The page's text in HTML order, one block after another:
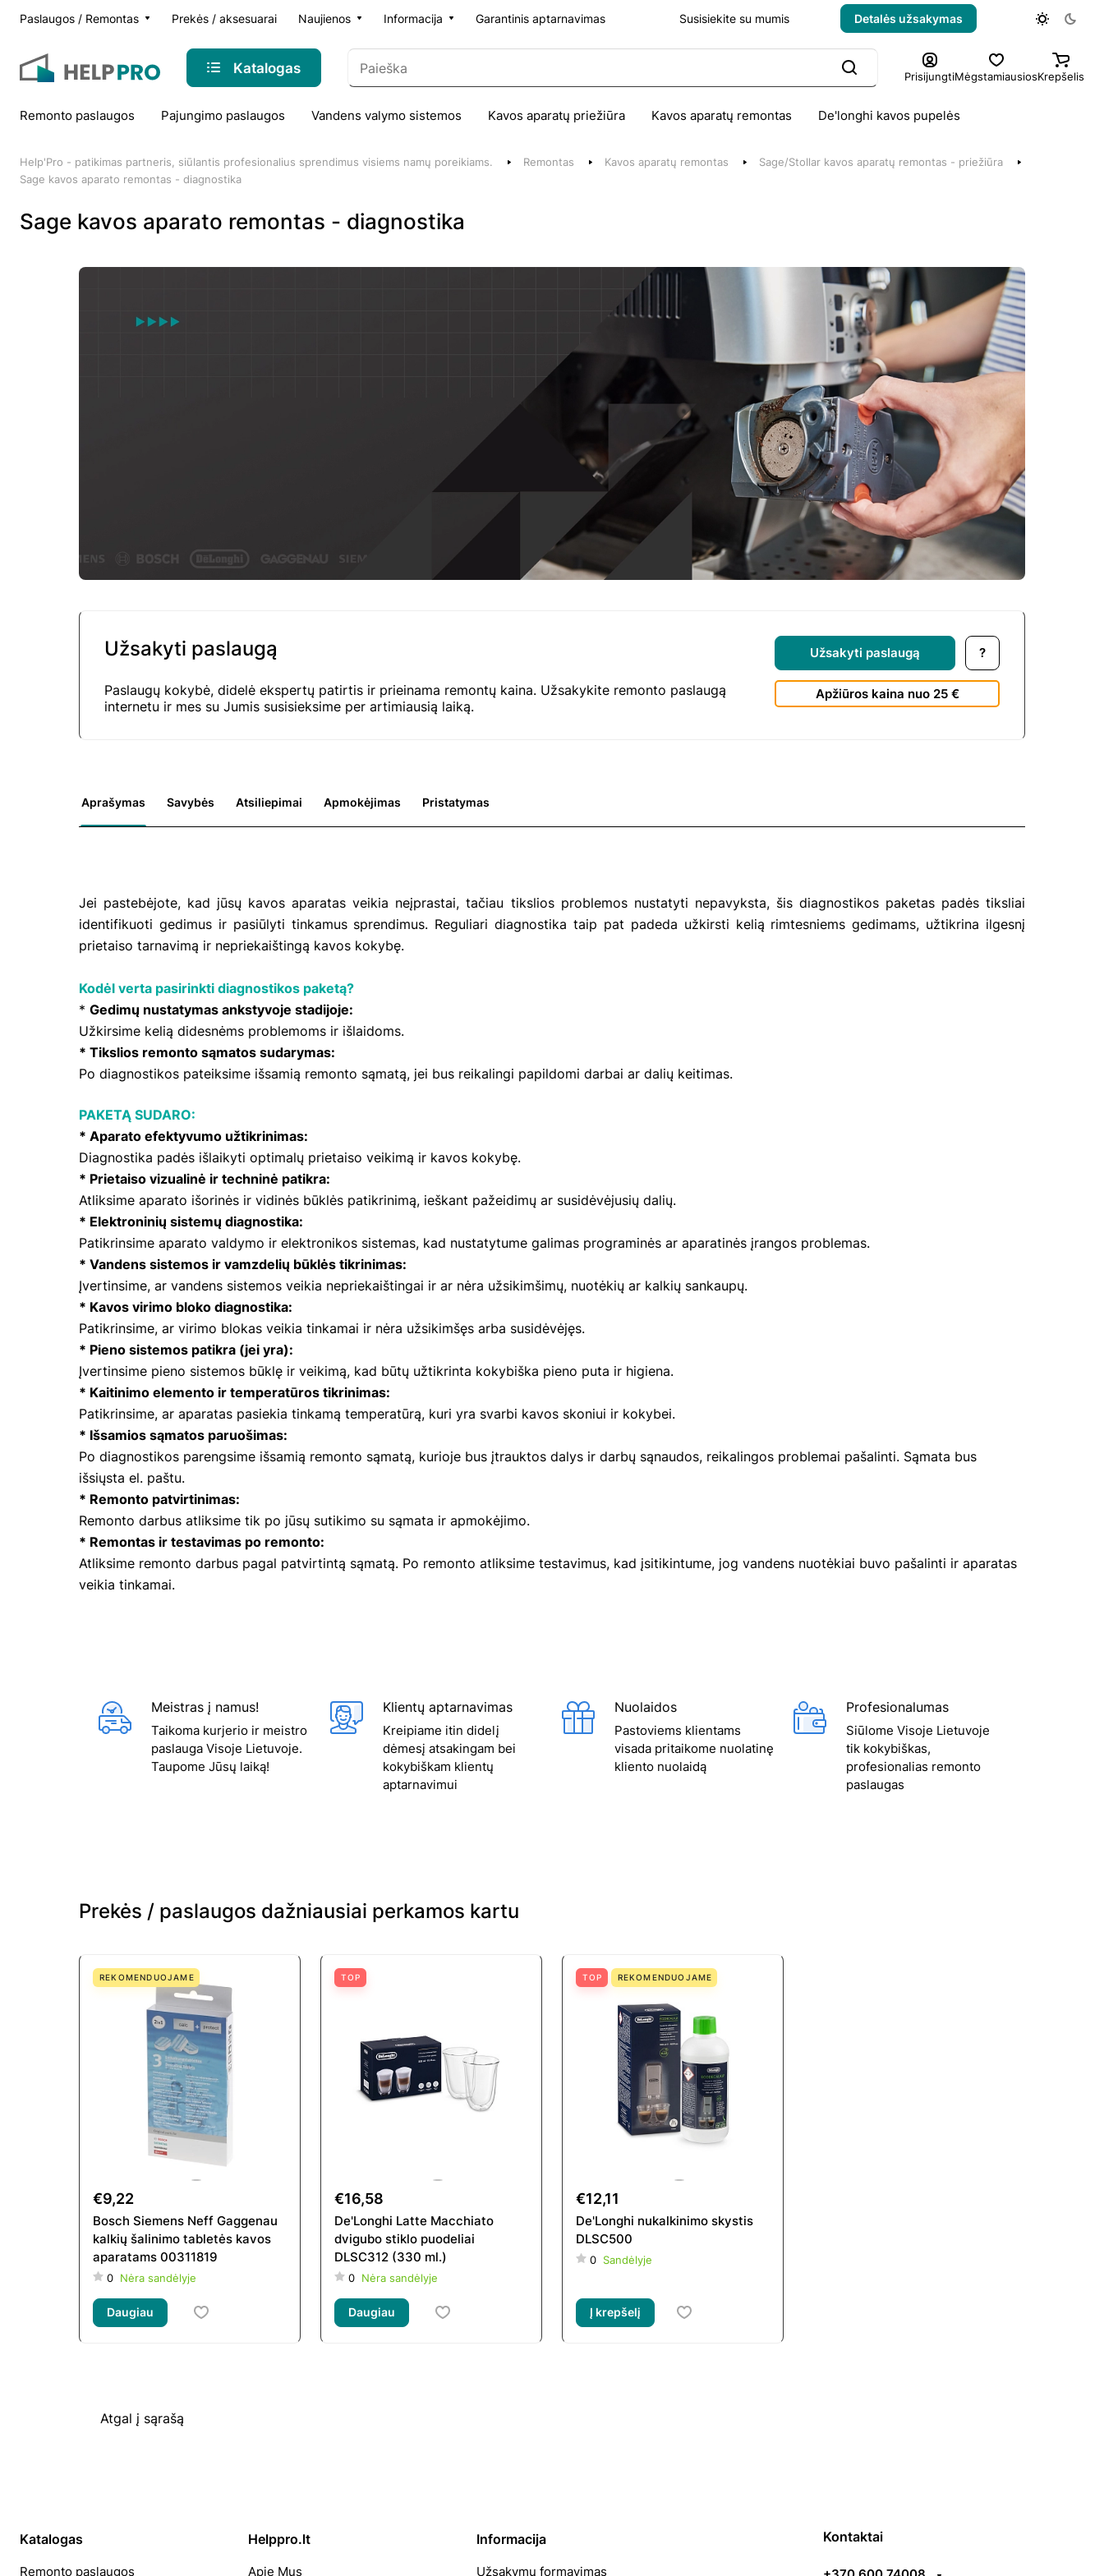
Paslaugos / Remontas Prekės / aksesuarai Naujienos Informacija Garantinis aptarnavimas Susisiekite su mumis Detalės užsakymas
Katalogas PrisijungtiMėgstamiausiosKrepšelis
Remonto paslaugos Pajungimo paslaugos Vandens valymo sistemos Kavos aparatų priežiūra Kavos aparatų remontas De'longhi kavos pupelės
Help'Pro - patikimas partneris, siūlantis profesionalius sprendimus visiems namų poreikiams. Remontas Kavos aparatų remontas
Sage/Stollar kavos aparatų remontas - priežiūra
Sage kavos aparato remontas - diagnostika
Sage kavos aparato remontas - diagnostika
Užsakyti paslaugą
Paslaugų kokybė, didelė ekspertų patirtis ir prieinama remontų kaina. Užsakykite remonto paslaugą
internetu ir mes su Jumis susisieksime per artimiausią laiką.
Užsakyti paslaugą ?
Apžiūros kaina nuo 25 €
Aprašymas Savybės Atsiliepimai Apmokėjimas Pristatymas
Jei pastebėjote, kad jūsų kavos aparatas veikia neįprastai, tačiau tikslios problemos nustatyti nepavyksta, šis diagnostikos paketas padės tiksliai
identifikuoti gedimus ir pasiūlyti tinkamus sprendimus. Reguliari diagnostika taip pat padeda užkirsti kelią rimtesniems gedimams, užtikrina ilgesnį
prietaiso tarnavimą ir nepriekaištingą kavos kokybę.
Kodėl verta pasirinkti diagnostikos paketą?
* Gedimų nustatymas ankstyvoje stadijoje:
Užkirsime kelią didesnėms problemoms ir išlaidoms.
* Tikslios remonto sąmatos sudarymas:
Po diagnostikos pateiksime išsamią remonto sąmatą, jei bus reikalingi papildomi darbai ar dalių keitimas.
PAKETĄ SUDARO:
* Aparato efektyvumo užtikrinimas:
Diagnostika padės išlaikyti optimalų prietaiso veikimą ir kavos kokybę.
* Prietaiso vizualinė ir techninė patikra:
Atliksime aparato išorinės ir vidinės būklės patikrinimą, ieškant pažeidimų ar susidėvėjusių dalių.
* Elektroninių sistemų diagnostika:
Patikrinsime aparato valdymo ir elektronikos sistemas, kad nustatytume galimas programinės ar aparatinės įrangos problemas.
* Vandens sistemos ir vamzdelių būklės tikrinimas:
Įvertinsime, ar vandens sistemos veikia nepriekaištingai ir ar nėra užsikimšimų, nuotėkių ar kalkių sankaupų.
* Kavos virimo bloko diagnostika:
Patikrinsime, ar virimo blokas veikia tinkamai ir nėra užsikimšęs arba susidėvėjęs.
* Pieno sistemos patikra (jei yra):
Įvertinsime pieno sistemos būklę ir veikimą, kad būtų užtikrinta kokybiška pieno puta ir higiena.
* Kaitinimo elemento ir temperatūros tikrinimas:
Patikrinsime, ar aparatas pasiekia tinkamą temperatūrą, kuri yra svarbi kavos skoniui ir kokybei.
* Išsamios sąmatos paruošimas:
Po diagnostikos parengsime išsamią remonto sąmatą, kurioje bus įtrauktos dalys ir darbų sąnaudos, reikalingos problemai pašalinti. Sąmata bus
išsiųsta el. paštu.
* Remonto patvirtinimas:
Remonto darbus atliksime tik po jūsų sutikimo su sąmata ir apmokėjimo.
* Remontas ir testavimas po remonto:
Atliksime remonto darbus pagal patvirtintą sąmatą. Po remonto atliksime testavimus, kad įsitikintume, jog vandens nuotėkiai buvo pašalinti ir aparatas
veikia tinkamai.
Meistras į namus!
Taikoma kurjerio ir meistro
paslauga Visoje Lietuvoje.
Taupome Jūsų laiką!
Klientų aptarnavimas
Kreipiame itin didelį
dėmesį atsakingam bei
kokybiškam klientų
aptarnavimui
Nuolaidos
Pastoviems klientams
visada pritaikome nuolatinę
kliento nuolaidą
Profesionalumas
Siūlome Visoje Lietuvoje
tik kokybiškas,
profesionalias remonto
paslaugas
Prekės / paslaugos dažniausiai perkamos kartu
REKOMENDUOJAME
€9,22
Bosch Siemens Neff Gaggenau
kalkių šalinimo tabletės kavos
aparatams 00311819
0 Nėra sandėlyje
Daugiau
TOP
€16,58
De'Longhi Latte Macchiato
dvigubo stiklo puodeliai
DLSC312 (330 ml.)
0 Nėra sandėlyje
Daugiau
TOP REKOMENDUOJAME
€12,11
De'Longhi nukalkinimo skystis
DLSC500
0 Sandėlyje
Į krepšelį
Atgal į sąrašą
Katalogas
Remonto paslaugos
Helppro.lt
Apie Mus
Informacija
Užsakymų formavimas
Kontaktai